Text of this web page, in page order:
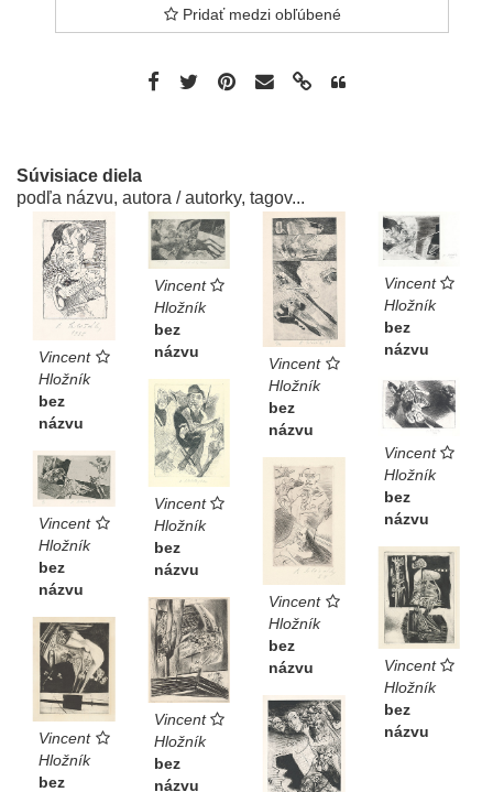
Pridať medzi obľúbené
Súvisiace diela
podľa názvu, autora / autorky, tagov...
Vincent
Hložník
bez
názvu
Vincent
Hložník
bez
názvu
Vincent
Hložník
bez
názvu
Vincent
Hložník
bez
názvu
Vincent
Hložník
bez
názvu
Vincent
Hložník
bez
názvu
Vincent
Hložník
bez
názvu
Vincent
Hložník
bez
názvu
Vincent
Hložník
bez
názvu
Vincent
Hložník
bez
názvu
Vincent
Hložník
bez